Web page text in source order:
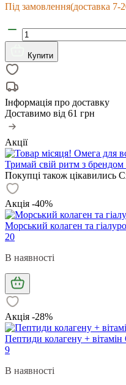
Під замовлення(доставка 7-
Купити
Інформація про доставку
Доставимо від 61 грн
Акції
Тримай свій ритм з
Покупці також цікавились
Акція -40%
Морський колаген та
20
В наявності
Акція -28%
Пептиди колагену +
9
В наявності